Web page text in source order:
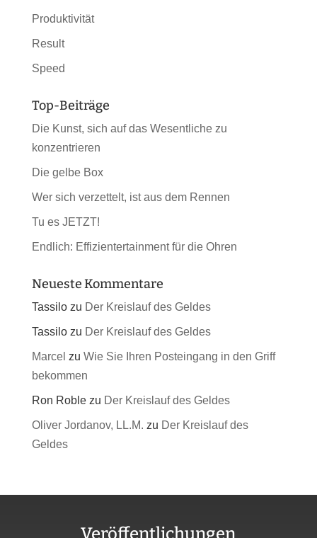
Produktivität
Result
Speed
Top-Beiträge
Die Kunst, sich auf das Wesentliche zu
konzentrieren
Die gelbe Box
Wer sich verzettelt, ist aus dem Rennen
Tu es JETZT!
Endlich: Effizientertainment für die Ohren
Neueste Kommentare
Tassilozu Der Kreislauf des Geldes
Tassilozu Der Kreislauf des Geldes
Marcel zu Wie Sie Ihren Posteingang in den Griff
bekommen
Ron Roblezu Der Kreislauf des Geldes
Oliver Jordanov, LL.M. zu Der Kreislauf des
Geldes
Veröffentlichungen